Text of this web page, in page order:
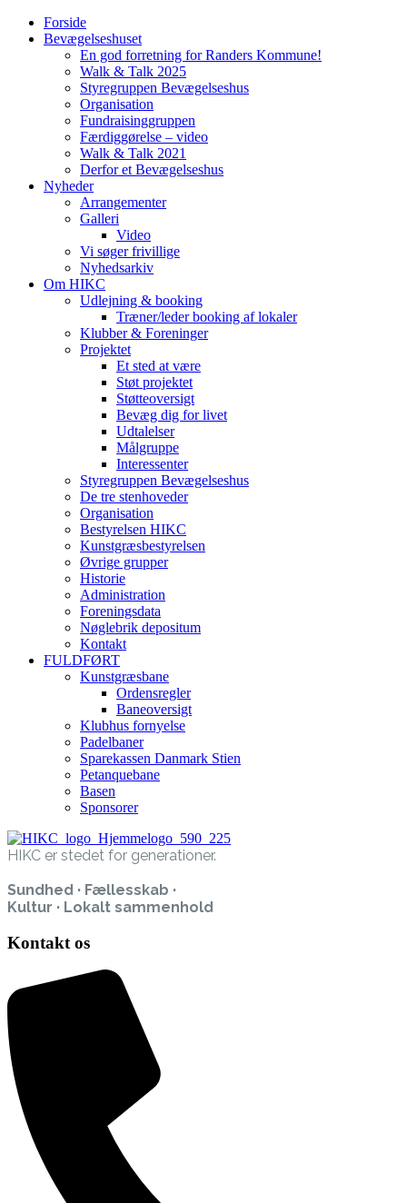
Forside
Bevægelseshuset
En god forretning for Randers Kommune!
Walk & Talk 2025
Styregruppen Bevægelseshus
Organisation
Fundraisinggruppen
Færdiggørelse – video
Walk & Talk 2021
Derfor et Bevægelseshus
Nyheder
Arrangementer
Galleri
Video
Vi søger frivillige
Nyhedsarkiv
Om HIKC
Udlejning & booking
Træner/leder booking af lokaler
Klubber & Foreninger
Projektet
Et sted at være
Støt projektet
Støtteoversigt
Bevæg dig for livet
Udtalelser
Målgruppe
Interessenter
Styregruppen Bevægelseshus
De tre stenhoveder
Organisation
Bestyrelsen HIKC
Kunstgræsbestyrelsen
Øvrige grupper
Historie
Administration
Foreningsdata
Nøglebrik depositum
Kontakt
FULDFØRT
Kunstgræsbane
Ordensregler
Baneoversigt
Klubhus fornyelse
Padelbaner
Sparekassen Danmark Stien
Petanquebane
Basen
Sponsorer
HIKC er stedet for generationer.
Sundhed · Fællesskab ·
Kultur · Lokalt sammenhold
Kontakt os